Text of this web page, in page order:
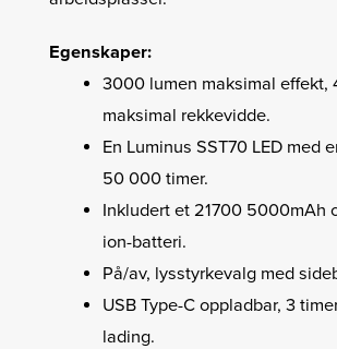
Egenskaper:
3000 lumen maksimal effekt,
maksimal rekkevidde.
En Luminus SST70 LED med
50 000 timer.
Inkludert et 21700 5000mAh
ion-batteri.
På/av, lysstyrkevalg med
USB Type-C oppladbar, 3
lading.